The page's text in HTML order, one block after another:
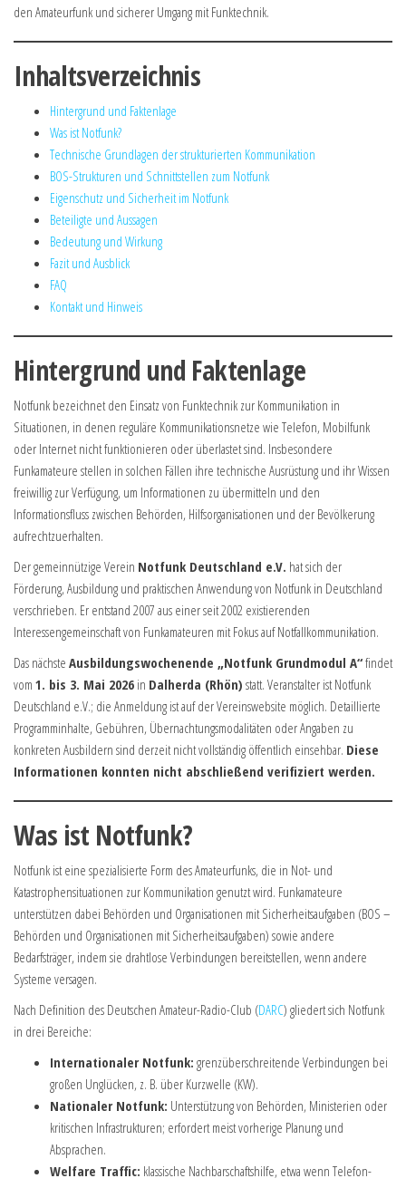
den Amateurfunk und sicherer Umgang mit Funktechnik.
Inhaltsverzeichnis
Hintergrund und Faktenlage
Was ist Notfunk?
Technische Grundlagen der strukturierten Kommunikation
BOS-Strukturen und Schnittstellen zum Notfunk
Eigenschutz und Sicherheit im Notfunk
Beteiligte und Aussagen
Bedeutung und Wirkung
Fazit und Ausblick
FAQ
Kontakt und Hinweis
Hintergrund und Faktenlage
Notfunk bezeichnet den Einsatz von Funktechnik zur Kommunikation in
Situationen, in denen reguläre Kommunikationsnetze wie Telefon, Mobilfunk
oder Internet nicht funktionieren oder überlastet sind. Insbesondere
Funkamateure stellen in solchen Fällen ihre technische Ausrüstung und ihr Wissen
freiwillig zur Verfügung, um Informationen zu übermitteln und den
Informationsfluss zwischen Behörden, Hilfsorganisationen und der Bevölkerung
aufrechtzuerhalten.
Der gemeinnützige Verein Notfunk Deutschland e.V. hat sich der
Förderung, Ausbildung und praktischen Anwendung von Notfunk in Deutschland
verschrieben. Er entstand 2007 aus einer seit 2002 existierenden
Interessengemeinschaft von Funkamateuren mit Fokus auf Notfallkommunikation.
Das nächste Ausbildungswochenende „Notfunk Grundmodul A“findet
vom 1. bis 3. Mai 2026 in Dalherda (Rhön) statt. Veranstalter ist Notfunk
Deutschland e.V.; die Anmeldung ist auf der Vereinswebsite möglich. Detaillierte
Programminhalte, Gebühren, Übernachtungsmodalitäten oder Angaben zu
konkreten Ausbildern sind derzeit nicht vollständig öffentlich einsehbar. Diese
Informationen konnten nicht abschließend verifiziert werden.
Was ist Notfunk?
Notfunk ist eine spezialisierte Form des Amateurfunks, die in Not- und
Katastrophensituationen zur Kommunikation genutzt wird. Funkamateure
unterstützen dabei Behörden und Organisationen mit Sicherheitsaufgaben (BOS –
Behörden und Organisationen mit Sicherheitsaufgaben) sowie andere
Bedarfsträger, indem sie drahtlose Verbindungen bereitstellen, wenn andere
Systeme versagen.
Nach Definition des Deutschen Amateur-Radio-Club (DARC) gliedert sich Notfunk
in drei Bereiche:
Internationaler Notfunk: grenzüberschreitende Verbindungen bei
großen Unglücken, z. B. über Kurzwelle (KW).
Nationaler Notfunk: Unterstützung von Behörden, Ministerien oder
kritischen Infrastrukturen; erfordert meist vorherige Planung und
Absprachen.
Welfare Traffic: klassische Nachbarschaftshilfe, etwa wenn Telefon-